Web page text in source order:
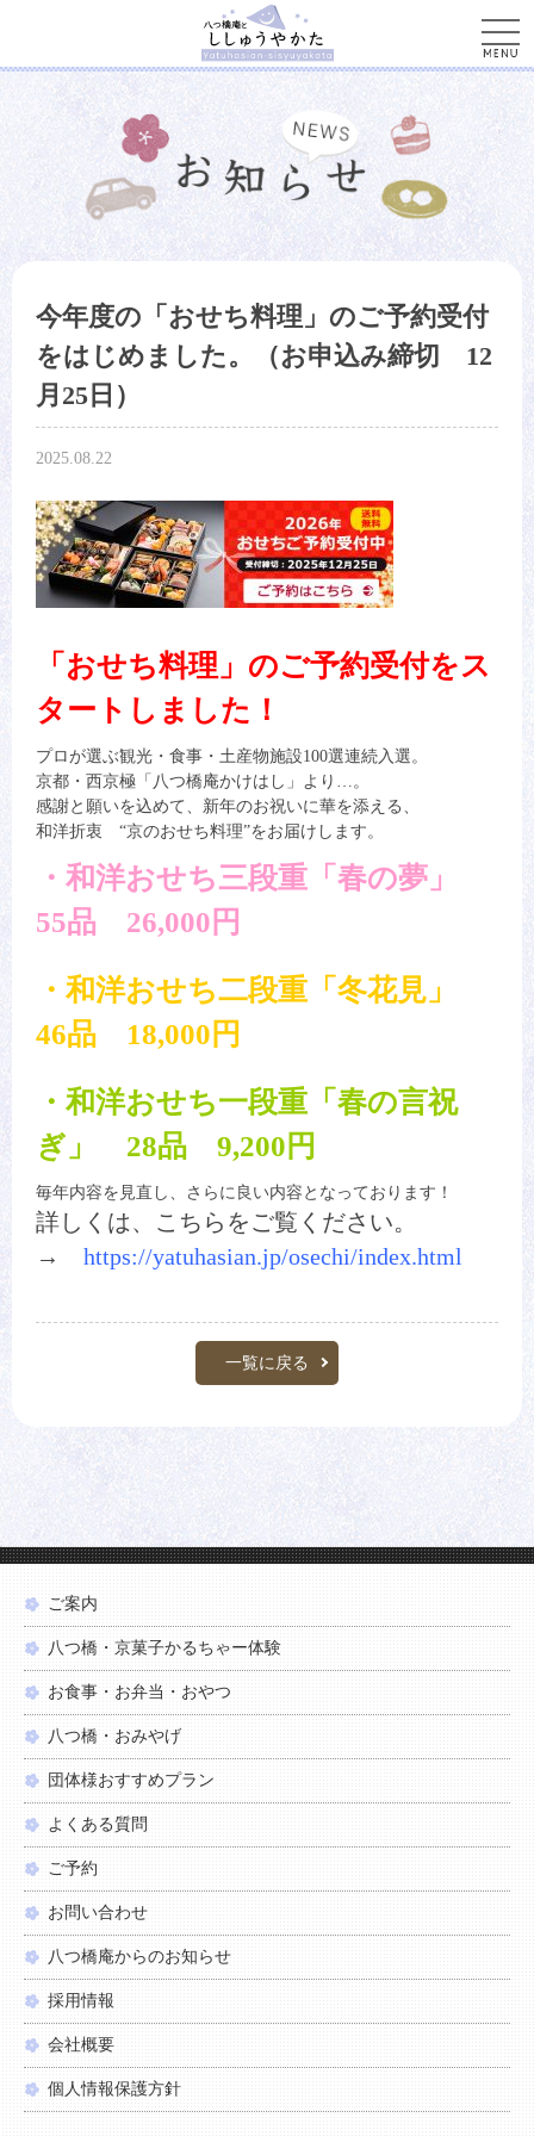
今年度の「おせち料理」のご予約受付
をはじめました。（お申込み締切 12
月25日）
2025.08.22
「おせち料理」のご予約受付をス
タートしました！
プロが選ぶ観光・食事・土産物施設100選連続入選。
京都・西京極「八つ橋庵かけはし」より…。
感謝と願いを込めて、新年のお祝いに華を添える、
和洋折衷 “京のおせち料理”をお届けします。
・和洋おせち三段重「春の夢」
55品 26,000円
・和洋おせち二段重「冬花見」
46品 18,000円
・和洋おせち一段重「春の言祝
ぎ」 28品 9,200円
毎年内容を見直し、さらに良い内容となっております！
詳しくは、こちらをご覧ください。
→ https://yatuhasian.jp/osechi/index.html
一覧に戻る
ご案内
八つ橋・京菓子かるちゃー体験
お食事・お弁当・おやつ
八つ橋・おみやげ
団体様おすすめプラン
よくある質問
ご予約
お問い合わせ
八つ橋庵からのお知らせ
採用情報
会社概要
個人情報保護方針